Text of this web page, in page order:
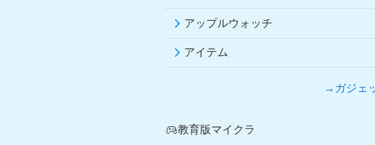
アップルウォッチ
アイテム
→ガジェ
教育版マイクラ